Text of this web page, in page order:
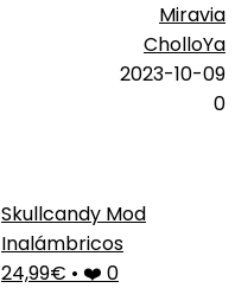
Miravia
CholloYa
2023-10-09
0
Skullcandy Mod
Inalámbricos
24,99€ • ❤️ 0